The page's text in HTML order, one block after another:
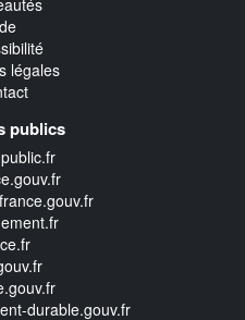
légales
publics
durable.gouv.fr